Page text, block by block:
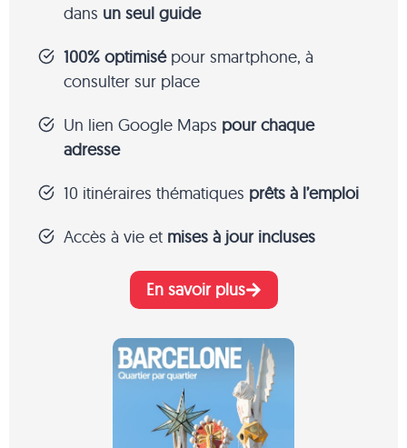
dans un seul guide
100% optimisépour smartphone, à
consulter sur place
Un lien Google Maps pour chaque
adresse
10 itinéraires thématiques prêts à l’emploi
Accès à vie et mises à jour incluses
En savoir plus